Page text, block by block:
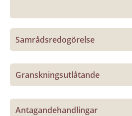
Samrådsredogörelse
Granskningsutlåtande
Antagandehandlingar